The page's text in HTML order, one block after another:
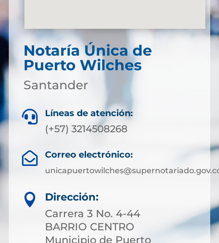
Notaría Única de
Puerto Wilches
Santander
 Líneas de atención:
(+57) 3214508268
 Correo electrónico:

Dirección:
Carrera 3 No. 4-44
BARRIO CENTRO
Municipio de Puerto